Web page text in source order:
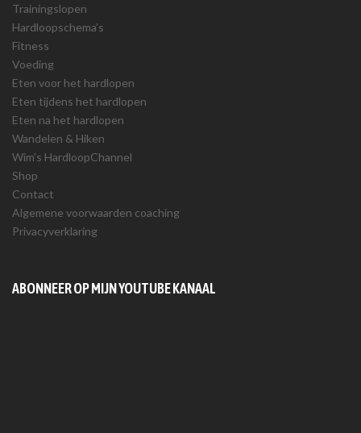
Trainingslopen
Hardloopschema’s
Fitness
Voeding
Eten voor het hardlopen
Eten tijdens het hardlopen
Eten na het hardlopen
Wandelen & Hiken
Wim’s HardloopChannel
Shop
Contact
Algemene voorwaarden coaching
Privacyverklaring
ABONNEER OP MIJN YOUTUBE KANAAL